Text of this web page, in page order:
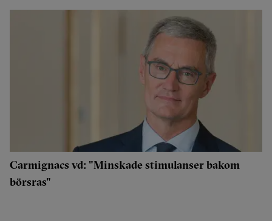
Carmignacs vd: "Minskade stimulanser bakom
börsras"